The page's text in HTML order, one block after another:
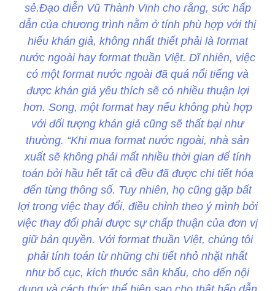
sẻ.Đạo diễn Vũ Thành Vinh cho rằng, sức hấp
dẫn của chương trình nằm ở tính phù hợp với thị
hiếu khán giả, không nhất thiết phải là format
nước ngoài hay format thuần Việt. Dĩ nhiên, việc
có một format nước ngoài đã quá nổi tiếng và
được khán giả yêu thích sẽ có nhiều thuận lợi
hơn. Song, một format hay nếu không phù hợp
với đối tượng khán giả cũng sẽ thất bại như
thường. “Khi mua format nước ngoài, nhà sản
xuất sẽ không phải mất nhiều thời gian để tính
toán bởi hầu hết tất cả đều đã được chi tiết hóa
đến từng thông số. Tuy nhiên, họ cũng gặp bất
lợi trong việc thay đổi, điều chỉnh theo ý mình bởi
việc thay đổi phải được sự chấp thuận của đơn vị
giữ bản quyền. Với format thuần Việt, chúng tôi
phải tính toán từ những chi tiết nhỏ nhặt nhất
như bố cục, kích thước sân khấu, cho đến nội